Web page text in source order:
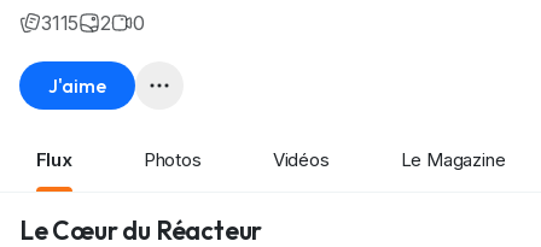
3115
2 0
J'aime
Flux Photos Vidéos Le Magazine
Le Cœur du Réacteur